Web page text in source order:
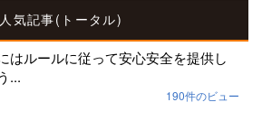
人気記事(トータル)
はルールに従って安心安全を提供し
...
190件のビュー